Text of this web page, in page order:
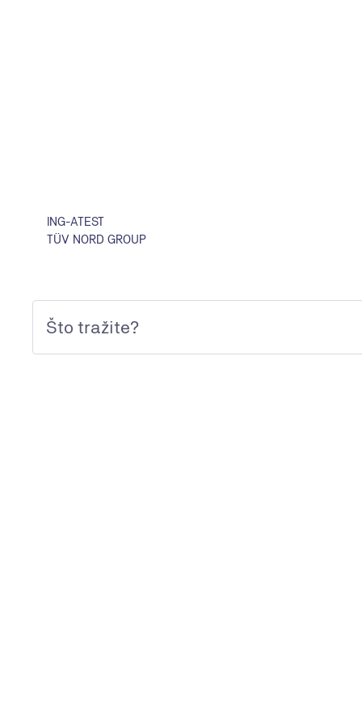
ING-ATEST
TÜV NORD GROUP
Email
Kontakt obrazac
Opće informacije i upitnici